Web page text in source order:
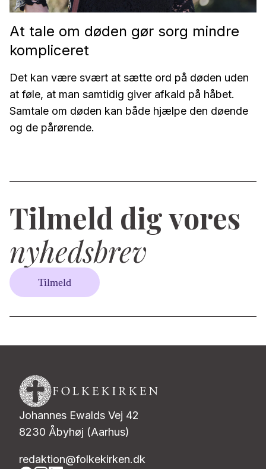
At tale om døden gør sorg mindre
kompliceret
Det kan være svært at sætte ord på døden uden
at føle, at man samtidig giver afkald på håbet.
Samtale om døden kan både hjælpe den døende
og de pårørende.
Tilmeld dig vores
nyhedsbrev
Tilmeld
Johannes Ewalds Vej 42
8230 Åbyhøj (Aarhus)
redaktion@folkekirken.dk